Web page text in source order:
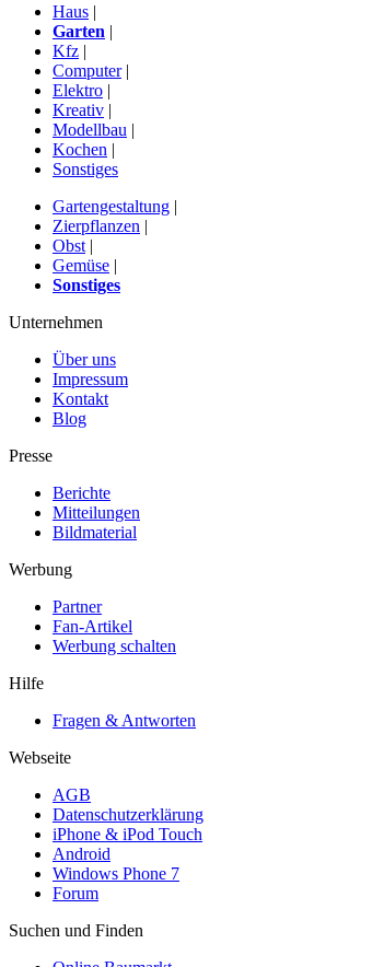
Haus |
Garten |
Kfz |
Computer|
Elektro |
Kreativ |
Modellbau |
Kochen |
Sonstiges
Gartengestaltung |
Zierpflanzen |
Obst |
Gemüse |
Sonstiges
Unternehmen
Über uns
Impressum
Kontakt
Blog
Presse
Berichte
Mitteilungen
Bildmaterial
Werbung
Partner
Fan-Artikel
Werbung schalten
Hilfe
Fragen & Antworten
Webseite
AGB
Datenschutzerklärung
iPhone & iPod Touch
Android
Windows Phone 7
Forum
Suchen und Finden